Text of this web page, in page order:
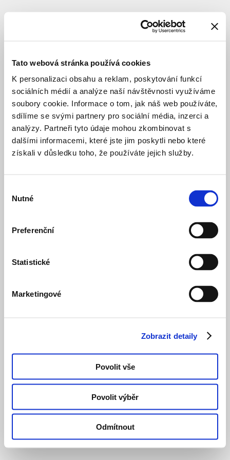
Tato webová stránka používá cookies
K personalizaci obsahu a reklam, poskytování funkcí
sociálních médií a analýze naší návštěvnosti využíváme
soubory cookie. Informace o tom, jak náš web používáte,
sdílíme se svými partnery pro sociální média, inzerci a
analýzy. Partneři tyto údaje mohou zkombinovat s
dalšími informacemi, které jste jim poskytli nebo které
získali v důsledku toho, že používáte jejich služby.
souhlasu
Nutné
Preferenční
Statistické
Marketingové
Zobrazit detaily
Povolit vše
Povolit výběr
Odmítnout
SUBJEKT
Ondřej
autor
VZDĚLÁVÁNÍ ZÁMĚR
před 9 dny
Dostavba
ZŠ
Vladislava